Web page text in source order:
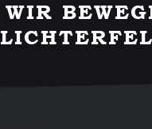
o
o
k
-
g
r
a
m
WIR